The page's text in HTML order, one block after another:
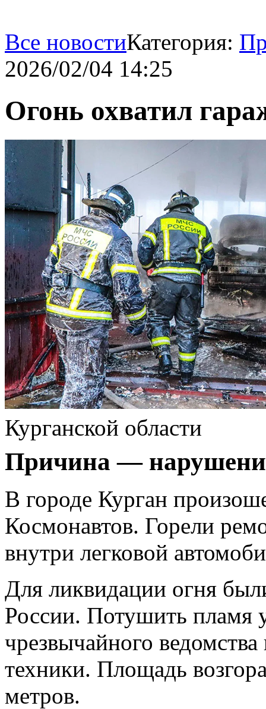
Все новостиКатегория:
2026/02/04 14:25
Огонь охватил
Курганской области
Причина —
В городе Курган
Космонавтов. Горели
внутри легковой
Для ликвидации огня
России. Потушить пламя
чрезвычайного
техники. Площадь
метров.